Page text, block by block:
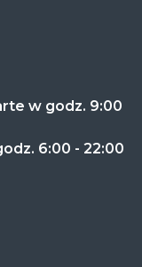
w godz. 9:00
6:00 - 22:00